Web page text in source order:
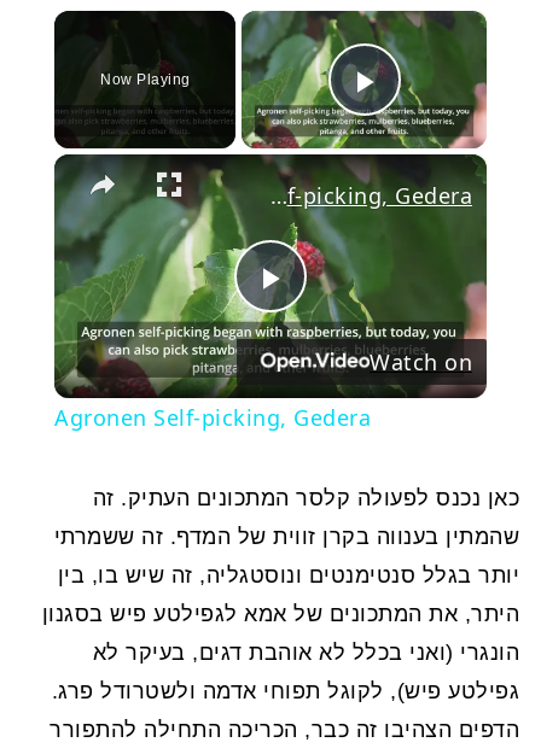
×
Video Player is loading.
Play Video
Now Playing
Play
Video
Agronen Self-picking, Gedera
Watch on
Agronen Self-picking, Gedera
כאן נכנס לפעולה קלסר המתכונים העתיק. זה
שהמתין בענווה בקרן זווית של המדף. זה ששמרתי
יותר בגלל סנטימנטים ונוסטגליה, זה שיש בו, בין
היתר, את המתכונים של אמא לגפילטע פיש בסגנון
הונגרי (ואני בכלל לא אוהבת דגים, בעיקר לא
גפילטע פיש), לקוגל תפוחי אדמה ולשטרודל פרג.
הדפים הצהיבו זה כבר, הכריכה התחילה להתפורר